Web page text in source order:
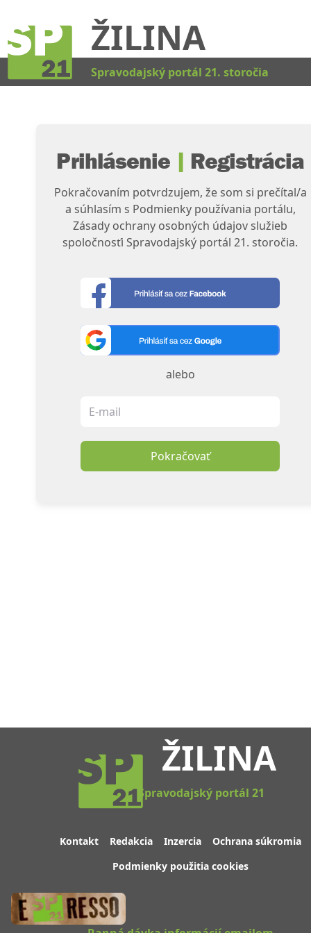
ŽILINA
Spravodajský portál 21. storočia
Prihlásenie | Registrácia
Pokračovaním potvrdzujem, že som si prečítal/a
a súhlasím s Podmienky používania portálu,
Zásady ochrany osobných údajov služieb
spoločnosťi Spravodajský portál 21. storočia.
alebo
Pokračovať
ŽILINA
Spravodajský portál 21
Kontakt Redakcia Inzercia
Ochrana súkromia
Podmienky použitia cookies